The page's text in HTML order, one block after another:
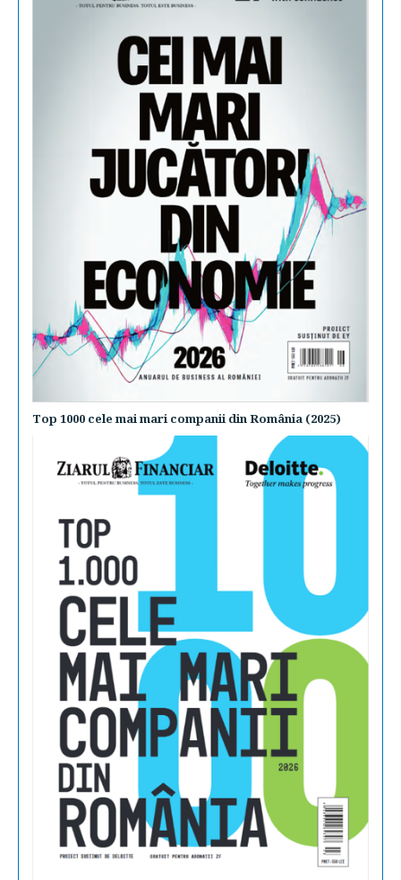
Top 1000 cele mai mari companii din România (2025)